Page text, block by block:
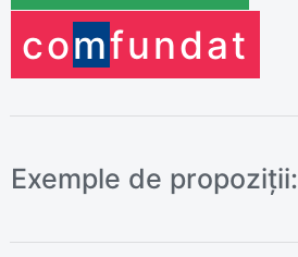
comfundat
Exemple de propoziții: